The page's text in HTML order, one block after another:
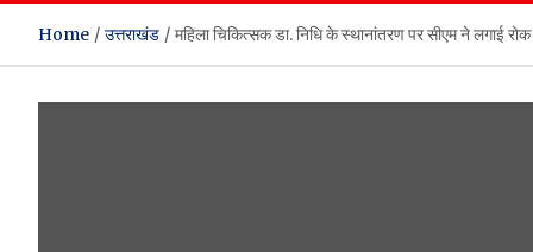
Home उत्तराखंड महिला चिकित्सक डा. निधि के स्थानांतरण पर सीएम ने लगाई रोक